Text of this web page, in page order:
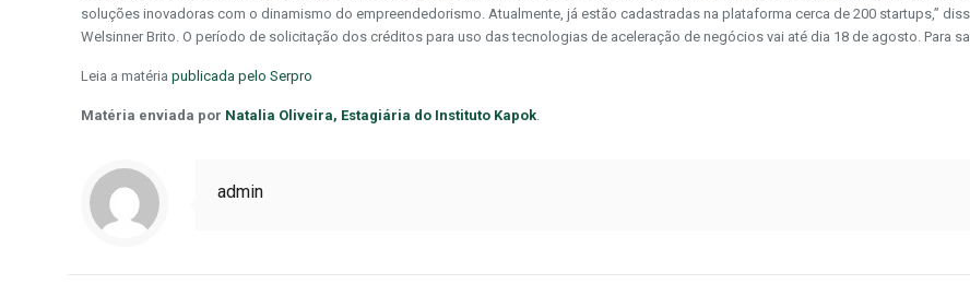
soluções inovadoras com o dinamismo do empreendedorismo. Atualmente, já estão cadastradas na plataforma cerca de 200 startups,”
Welsinner Brito. O período de solicitação dos créditos para uso das tecnologias de aceleração de negócios vai até dia 18 de agosto. Para
Leia a matériapublicada pelo Serpro
Matéria enviada por Natalia Oliveira, Estagiária do Instituto Kapok.
admin